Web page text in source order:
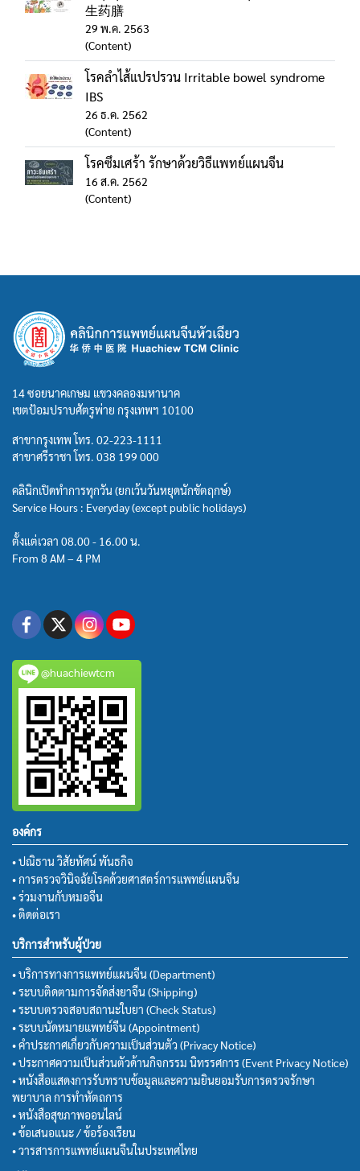
生药膳
29 พ.ค. 2563
(Content)
โรคลำไส้แปรปรวน Irritable bowel syndrome
IBS
26 ธ.ค. 2562
(Content)
โรคซึมเศร้า รักษาด้วยวิธีแพทย์แผนจีน
16 ส.ค. 2562
(Content)
14 ซอยนาคเกษม แขวงคลองมหานาค
เขตป้อมปราบศัตรูพ่าย กรุงเทพฯ 10100
สาขากรุงเทพ โทร. 02-223-1111
สาขาศรีราชา โทร. 038 199 000
คลินิกเปิดทำการทุกวัน (ยกเว้นวันหยุดนักขัตฤกษ์)
Service Hours : Everyday (except public holidays)
ตั้งแต่เวลา 08.00 - 16.00 น.
From 8 AM – 4 PM
@huachiewtcm
องค์กร
• ปณิธาน วิสัยทัศน์ พันธกิจ
• การตรวจวินิจฉัยโรคด้วยศาสตร์การแพทย์แผนจีน
• ร่วมงานกับหมอจีน
• ติดต่อเรา
บริการสำหรับผู้ป่วย
• บริการทางการแพทย์แผนจีน (Department)
• ระบบติดตามการจัดส่งยาจีน (Shipping)
• ระบบตรวจสอบสถานะใบยา (Check Status)
• ระบบนัดหมายแพทย์จีน (Appointment)
• คำประกาศเกี่ยวกับความเป็นส่วนตัว (Privacy Notice)
• ประกาศความเป็นส่วนตัวด้านกิจกรรม นิทรรศการ (Event Privacy Notice)
• หนังสือแสดงการรับทราบข้อมูลและความยินยอมรับการตรวจรักษา
พยาบาล การทำหัตถการ
• หนังสือสุขภาพออนไลน์
• ข้อเสนอแนะ / ข้อร้องเรียน
• วารสารการแพทย์แผนจีนในประเทศไทย